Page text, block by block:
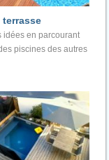
terrasse
idées en parcourant
piscines des autres